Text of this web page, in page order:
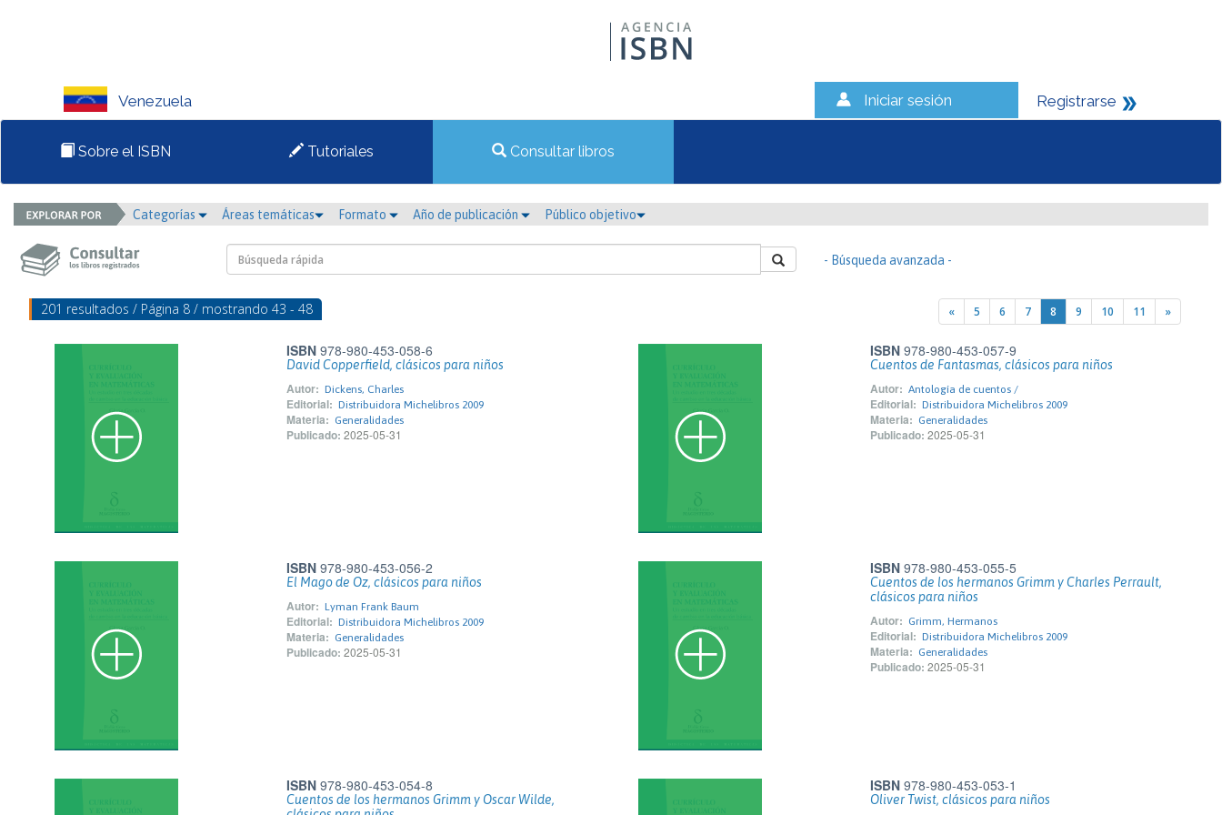
Venezuela Iniciar sesión Registrarse
Sobre el ISBN Tutoriales Consultar libros
Categorías Áreas temáticas Formato Año de publicación Público objetivo
- Búsqueda avanzada -
201 resultados / Página 8 / mostrando 43 - 48 « 5 6 7 8 9 10 11 »
ISBN 978-980-453-058-6
David Copperfield, clásicos para niños
Autor: Dickens, Charles
Editorial: Distribuidora Michelibros 2009
Materia: Generalidades
Publicado: 2025-05-31
ISBN 978-980-453-057-9
Cuentos de Fantasmas, clásicos para niños
Autor: Antología de cuentos /
Editorial: Distribuidora Michelibros 2009
Materia: Generalidades
Publicado: 2025-05-31
ISBN 978-980-453-056-2
El Mago de Oz, clásicos para niños
Autor: Lyman Frank Baum
Editorial: Distribuidora Michelibros 2009
Materia: Generalidades
Publicado: 2025-05-31
ISBN 978-980-453-055-5
Cuentos de los hermanos Grimm y Charles Perrault,
clásicos para niños
Autor: Grimm, Hermanos
Editorial: Distribuidora Michelibros 2009
Materia: Generalidades
Publicado: 2025-05-31
ISBN 978-980-453-054-8
Cuentos de los hermanos Grimm y Oscar Wilde,
ISBN 978-980-453-053-1
Oliver Twist, clásicos para niños